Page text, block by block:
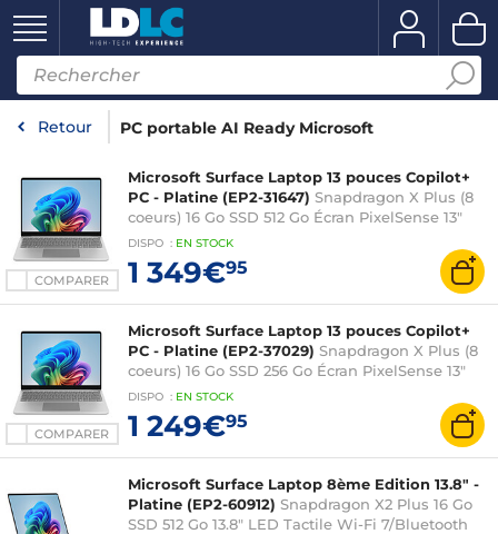
Retour PC portable AI Ready Microsoft
COMPARER
Microsoft Surface Laptop 13 pouces Copilot+
PC - Platine (EP2-31647) Snapdragon X Plus (8
coeurs) 16 Go SSD 512 Go Écran PixelSense 13"
Tactile Wi-Fi 7/Bluetooth Webcam Windows 11
DISPO : EN STOCK
1 349€95
COMPARER
Microsoft Surface Laptop 13 pouces Copilot+
PC - Platine (EP2-37029) Snapdragon X Plus (8
coeurs) 16 Go SSD 256 Go Écran PixelSense 13"
Tactile Wi-Fi 7/Bluetooth Webcam Windows 11
DISPO : EN STOCK
1 249€95
Microsoft Surface Laptop 8ème Edition 13.8" -
Platine (EP2-60912) Snapdragon X2 Plus 16 Go
SSD 512 Go 13.8" LED Tactile Wi-Fi 7/Bluetooth